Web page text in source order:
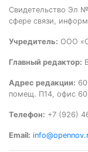
Свидетельство Эл
сфере связи,
Учредитель: ООО
Главный редактор:
Адрес редакции:
помещ. П14, офис
Телефон: +7 (926)
Email: